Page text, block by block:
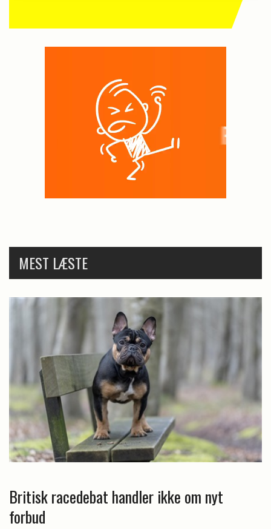
MEST LÆSTE
Britisk racedebat handler ikke om nyt
forbud